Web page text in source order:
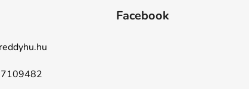
Facebook